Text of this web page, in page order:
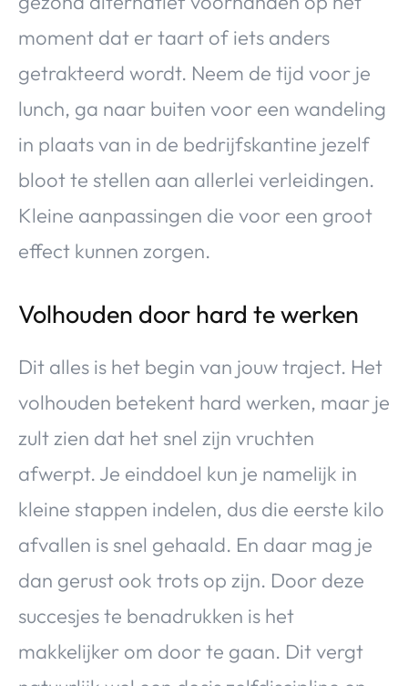
moment dat er taart of iets anders
getrakteerd wordt. Neem de tijd voor je
lunch, ga naar buiten voor een wandeling
in plaats van in de bedrijfskantine jezelf
bloot te stellen aan allerlei verleidingen.
Kleine aanpassingen die voor een groot
effect kunnen zorgen.
Volhouden door hard te werken
Dit alles is het begin van jouw traject. Het
volhouden betekent hard werken, maar je
zult zien dat het snel zijn vruchten
afwerpt. Je einddoel kun je namelijk in
kleine stappen indelen, dus die eerste kilo
afvallen is snel gehaald. En daar mag je
dan gerust ook trots op zijn. Door deze
succesjes te benadrukken is het
makkelijker om door te gaan. Dit vergt